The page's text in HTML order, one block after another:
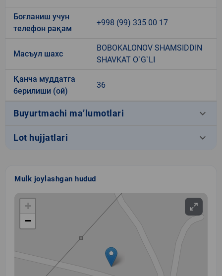
Боғланиш учун
телефон рақам
+998 (99) 335 00 17
Масъул шахс
BOBOKALONOV SHAMSIDDIN
SHAVKAT O`G`LI
Қанча муддатга
берилиши (ой)
36
Buyurtmachi ma’lumotlari keyboard_arrow_down
Lot hujjatlari keyboard_arrow_down
Mulk joylashgan hudud
+
−